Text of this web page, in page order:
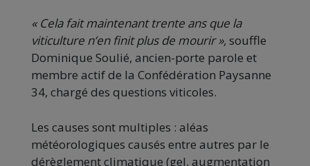
« Cela fait maintenant trente ans que la
viticulture n’en finit plus de mourir »,souffle
Dominique Soulié, ancien-porte parole et
membre actif de la Confédération Paysanne
34, chargé des questions viticoles.
Les causes sont multiples : aléas
météorologiques causés entre autres par le
dérèglement climatique (gel, augmentation